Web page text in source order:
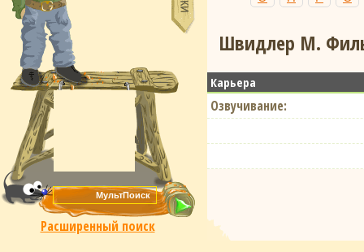
Расширенный поиск
Швидлер М.
Карьера
Озвучивание: